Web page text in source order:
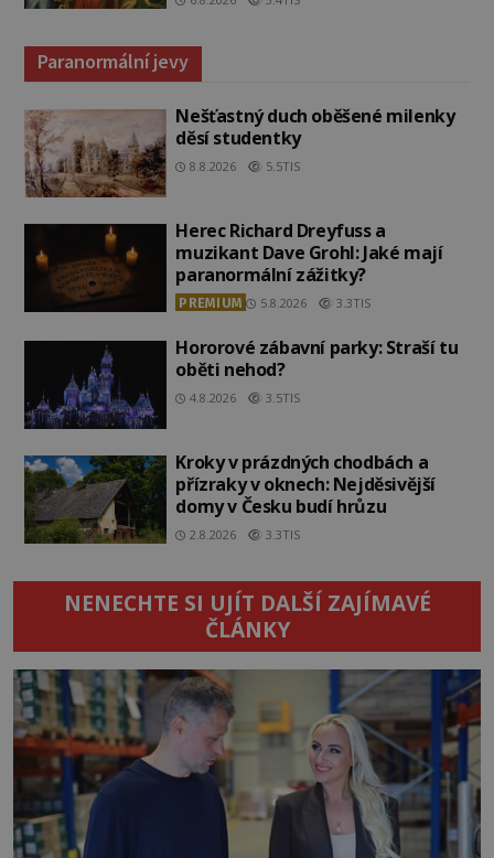
Paranormální jevy
Nešťastný duch oběšené milenky
děsí studentky
8.8.2026 5.5TIS
Herec Richard Dreyfuss a
muzikant Dave Grohl: Jaké mají
paranormální zážitky?
PREMIUM 5.8.2026 3.3TIS
Hororové zábavní parky: Straší tu
oběti nehod?
4.8.2026 3.5TIS
Kroky v prázdných chodbách a
přízraky v oknech: Nejděsivější
domy v Česku budí hrůzu
2.8.2026 3.3TIS
NENECHTE SI UJÍT DALŠÍ ZAJÍMAVÉ
ČLÁNKY